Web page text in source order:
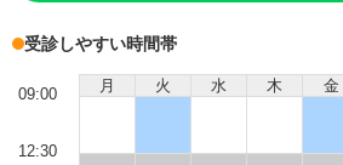
受診しやすい時間帯
月 火 水 木 金
09:00
12:30